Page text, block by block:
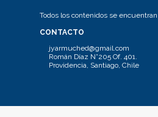
Todos los contenidos se
CONTACTO
jyarmuched@gmail.com
Román Díaz N°205 Of. 401.
Providencia, Santiago, Chile